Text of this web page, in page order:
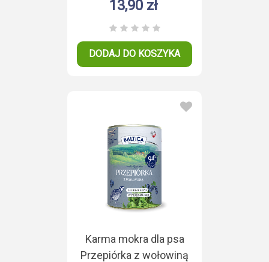
13,90 zł
DODAJ DO KOSZYKA
Karma mokra dla psa
Przepiórka z wołowiną